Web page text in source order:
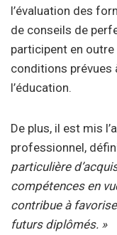
l’évaluation des
de conseils de
participent en
conditions prévues
l’éducation.
De plus, il est mis
professionnel,
particulière
compétences en
contribue à
futurs diplômés. »